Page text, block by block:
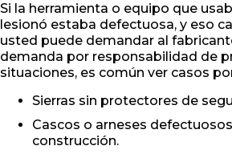
Si la herramienta o equipo que
lesionó estaba defectuosa, y eso
usted puede demandar al
demanda por responsabilidad de
situaciones, es común ver casos
Sierras sin protectores de
Cascos o arneses
construcción.